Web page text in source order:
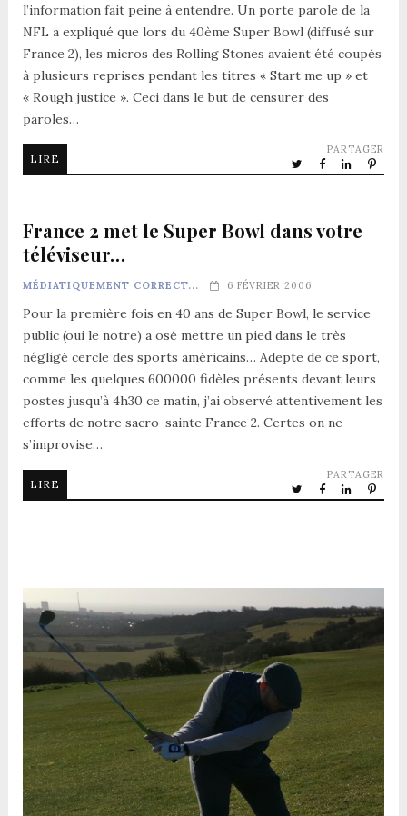
l’information fait peine à entendre. Un porte parole de la
NFL a expliqué que lors du 40ème Super Bowl (diffusé sur
France 2), les micros des Rolling Stones avaient été coupés
à plusieurs reprises pendant les titres « Start me up » et
« Rough justice ». Ceci dans le but de censurer des
paroles…
LIRE
PARTAGER
France 2 met le Super Bowl dans votre
téléviseur…
MÉDIATIQUEMENT CORRECT... 6 FÉVRIER 2006
Pour la première fois en 40 ans de Super Bowl, le service
public (oui le notre) a osé mettre un pied dans le très
négligé cercle des sports américains… Adepte de ce sport,
comme les quelques 600000 fidèles présents devant leurs
postes jusqu’à 4h30 ce matin, j’ai observé attentivement les
efforts de notre sacro-sainte France 2. Certes on ne
s’improvise…
LIRE
PARTAGER